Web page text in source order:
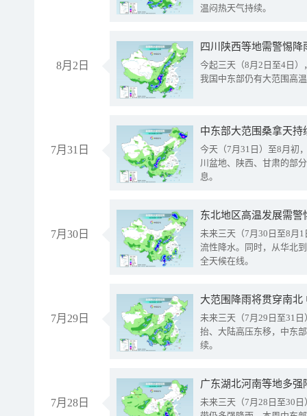
温闷热天气持续。
8月2日
今起三天（8月2日至4日
我国中东部仍有大范围高
7月31日
中东部大范围桑拿天
今天（7月31日）至8月初
川盆地、陕西、甘肃的部
息。
7月30日
东北地区高温发展需
未来三天（7月30日至8月
流性降水。同时，从华北
全天候在线。
7月29日
大范围降雨将贯穿南
未来三天（7月29日至31
抬、大陆高压东移，中东
续。
7月28日
广东湖北河南等地多
未来三天（7月28日至30